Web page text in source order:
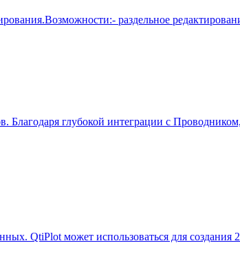
раздельное
глубокой интеграции с
QtiPlot может использоваться для